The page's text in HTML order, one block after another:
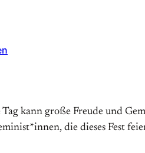
kann große Freude und
die dieses Fest